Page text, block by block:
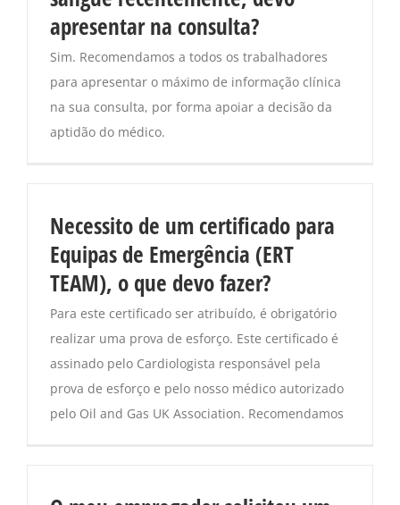
apresentar na consulta?
Sim. Recomendamos a todos os trabalhadores
para apresentar o máximo de informação clínica
na sua consulta, por forma apoiar a decisão da
aptidão do médico.
Necessito de um certificado para
Equipas de Emergência (ERT
TEAM), o que devo fazer?
Para este certificado ser atribuído, é obrigatório
realizar uma prova de esforço. Este certificado é
assinado pelo Cardiologista responsável pela
prova de esforço e pelo nosso médico autorizado
pelo Oil and Gas UK Association. Recomendamos